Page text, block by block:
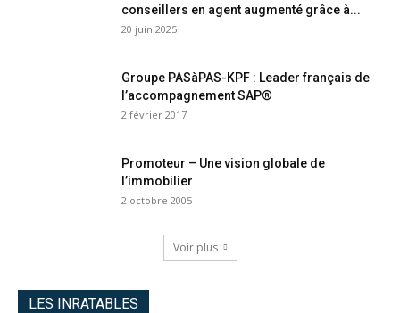
conseillers en agent augmenté grâce à...
20 juin 2025
Groupe PASàPAS-KPF : Leader français de
l’accompagnement SAP®
2 février 2017
Promoteur – Une vision globale de
l’immobilier
2 octobre 2005
Voir plus
LES INRATABLES